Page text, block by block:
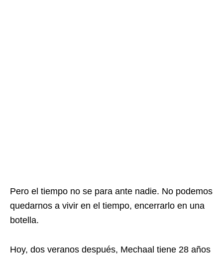
Pero el tiempo no se para ante nadie. No podemos
quedarnos a vivir en el tiempo, encerrarlo en una
botella.
Hoy, dos veranos después, Mechaal tiene 28 años